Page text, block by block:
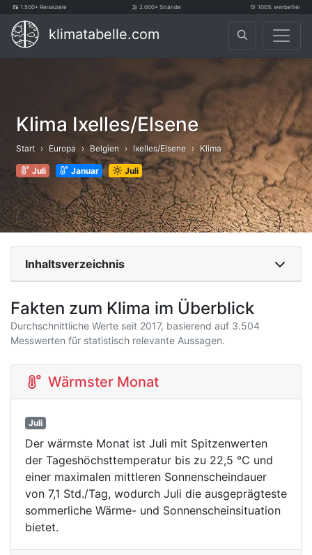
1.500+ Reiseziele 2.000+ Strände 100% werbefrei
klimatabelle.com
Klima Ixelles/Elsene
Start Europa Belgien Ixelles/Elsene Klima
Juli Januar Juli
Inhaltsverzeichnis
Fakten zum Klima im Überblick
Durchschnittliche Werte seit 2017, basierend auf 3.504
Messwerten für statistisch relevante Aussagen.
Wärmster Monat
Juli
Der wärmste Monat ist Juli mit Spitzenwerten
der Tageshöchsttemperatur bis zu 22,5 °C und
einer maximalen mittleren Sonnenscheindauer
von 7,1 Std./Tag, wodurch Juli die ausgeprägteste
sommerliche Wärme- und Sonnenscheinsituation
bietet.